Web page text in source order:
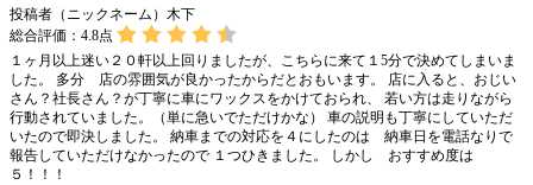
投稿者（ニックネーム）木下
総合評価： 4.8点
１ヶ月以上迷い２０軒以上回りましたが、こちらに来て１5分で決めてしまいま
した。 多分 店の雰囲気が良かったからだとおもいます。 店に入ると、おじい
さん？社長さん？が丁寧に車にワックスをかけておられ、 若い方は走りながら
行動されていました。（単に急いでただけかな） 車の説明も丁寧にしていただ
いたので即決しました。 納車までの対応を４にしたのは 納車日を電話なりで
報告していただけなかったので １つひきました。 しかし おすすめ度は
５！！！